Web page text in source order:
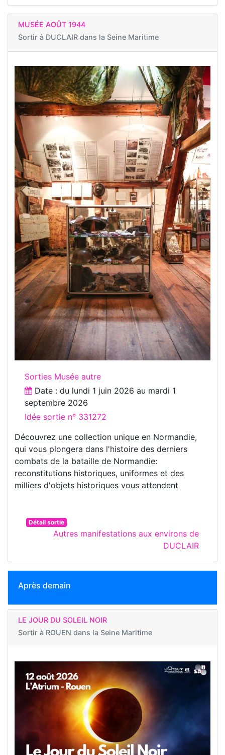
MUSÉE AOÛT 1944
Sortir à DUCLAIR dans la Seine Maritime
Sorties Musée autre
Date : du lundi 1 juin 2026 au mardi 1
septembre 2026
Idée sortie n° 331272
Découvrez une collection unique en Normandie,
qui vous plongera dans l'histoire des derniers
combats de la bataille de Normandie:
reconstitutions historiques, uniformes et des
milliers d'objets historiques vous attendent
Détail sortie
Autres manifestations aux environs de
DUCLAIR
Après demain
LE JOUR DU SOLEIL NOIR
Sortir à ROUEN dans la Seine Maritime